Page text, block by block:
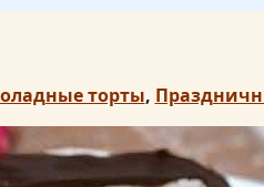
торты,